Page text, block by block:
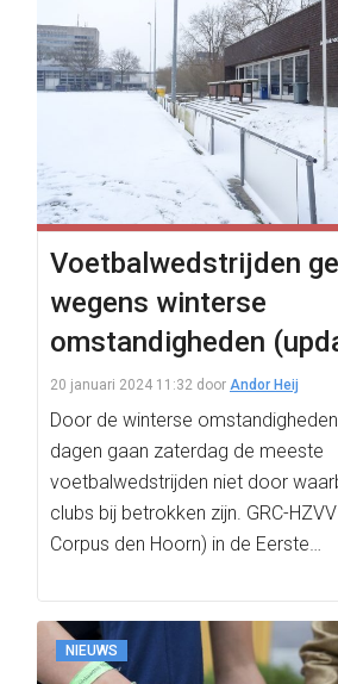
Voetbalwedstrijden
wegens winterse
omstandigheden
20 januari 2024 11:32 door Andor Heij
Door de winterse
dagen gaan zaterdag de meeste
voetbalwedstrijden niet door
clubs bij betrokken zijn. GRC-
Corpus den Hoorn) in de Eerste…
NIEUWS